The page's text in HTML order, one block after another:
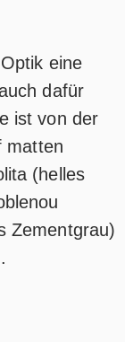
eine
dafür
ist von der
matten
(helles
Zementgrau)